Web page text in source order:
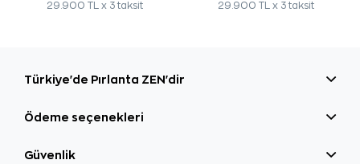
29.900 TL x 3 taksit 29.900 TL x 3 taksit
Türkiye'de Pırlanta ZEN'dir
Ödeme seçenekleri
Güvenlik